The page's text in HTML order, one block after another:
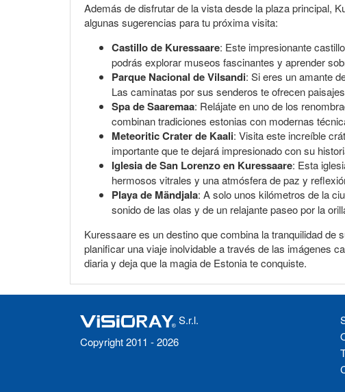
Además de disfrutar de la vista desde la plaza principal,
algunas sugerencias para tu próxima visita:
Castillo de Kuressaare: Este impresionante
podrás explorar museos fascinantes y aprender
Parque Nacional de Vilsandi: Si eres un amante
Las caminatas por sus senderos te ofrecen
Spa de Saaremaa: Relájate en uno de los
combinan tradiciones estonias con modernas
Meteoritic Crater de Kaali: Visita este increíble
importante que te dejará impresionado con su
Iglesia de San Lorenzo en Kuressaare: Esta
hermosos vitrales y una atmósfera de paz y
Playa de Mändjala: A solo unos kilómetros de la
sonido de las olas y de un relajante paseo por la
Kuressaare es un destino que combina la tranquilidad
planificar una viaje inolvidable a través de las imágenes
diaria y deja que la magia de Estonia te conquiste.
S.r.l.
Copyright 2011 - 2026